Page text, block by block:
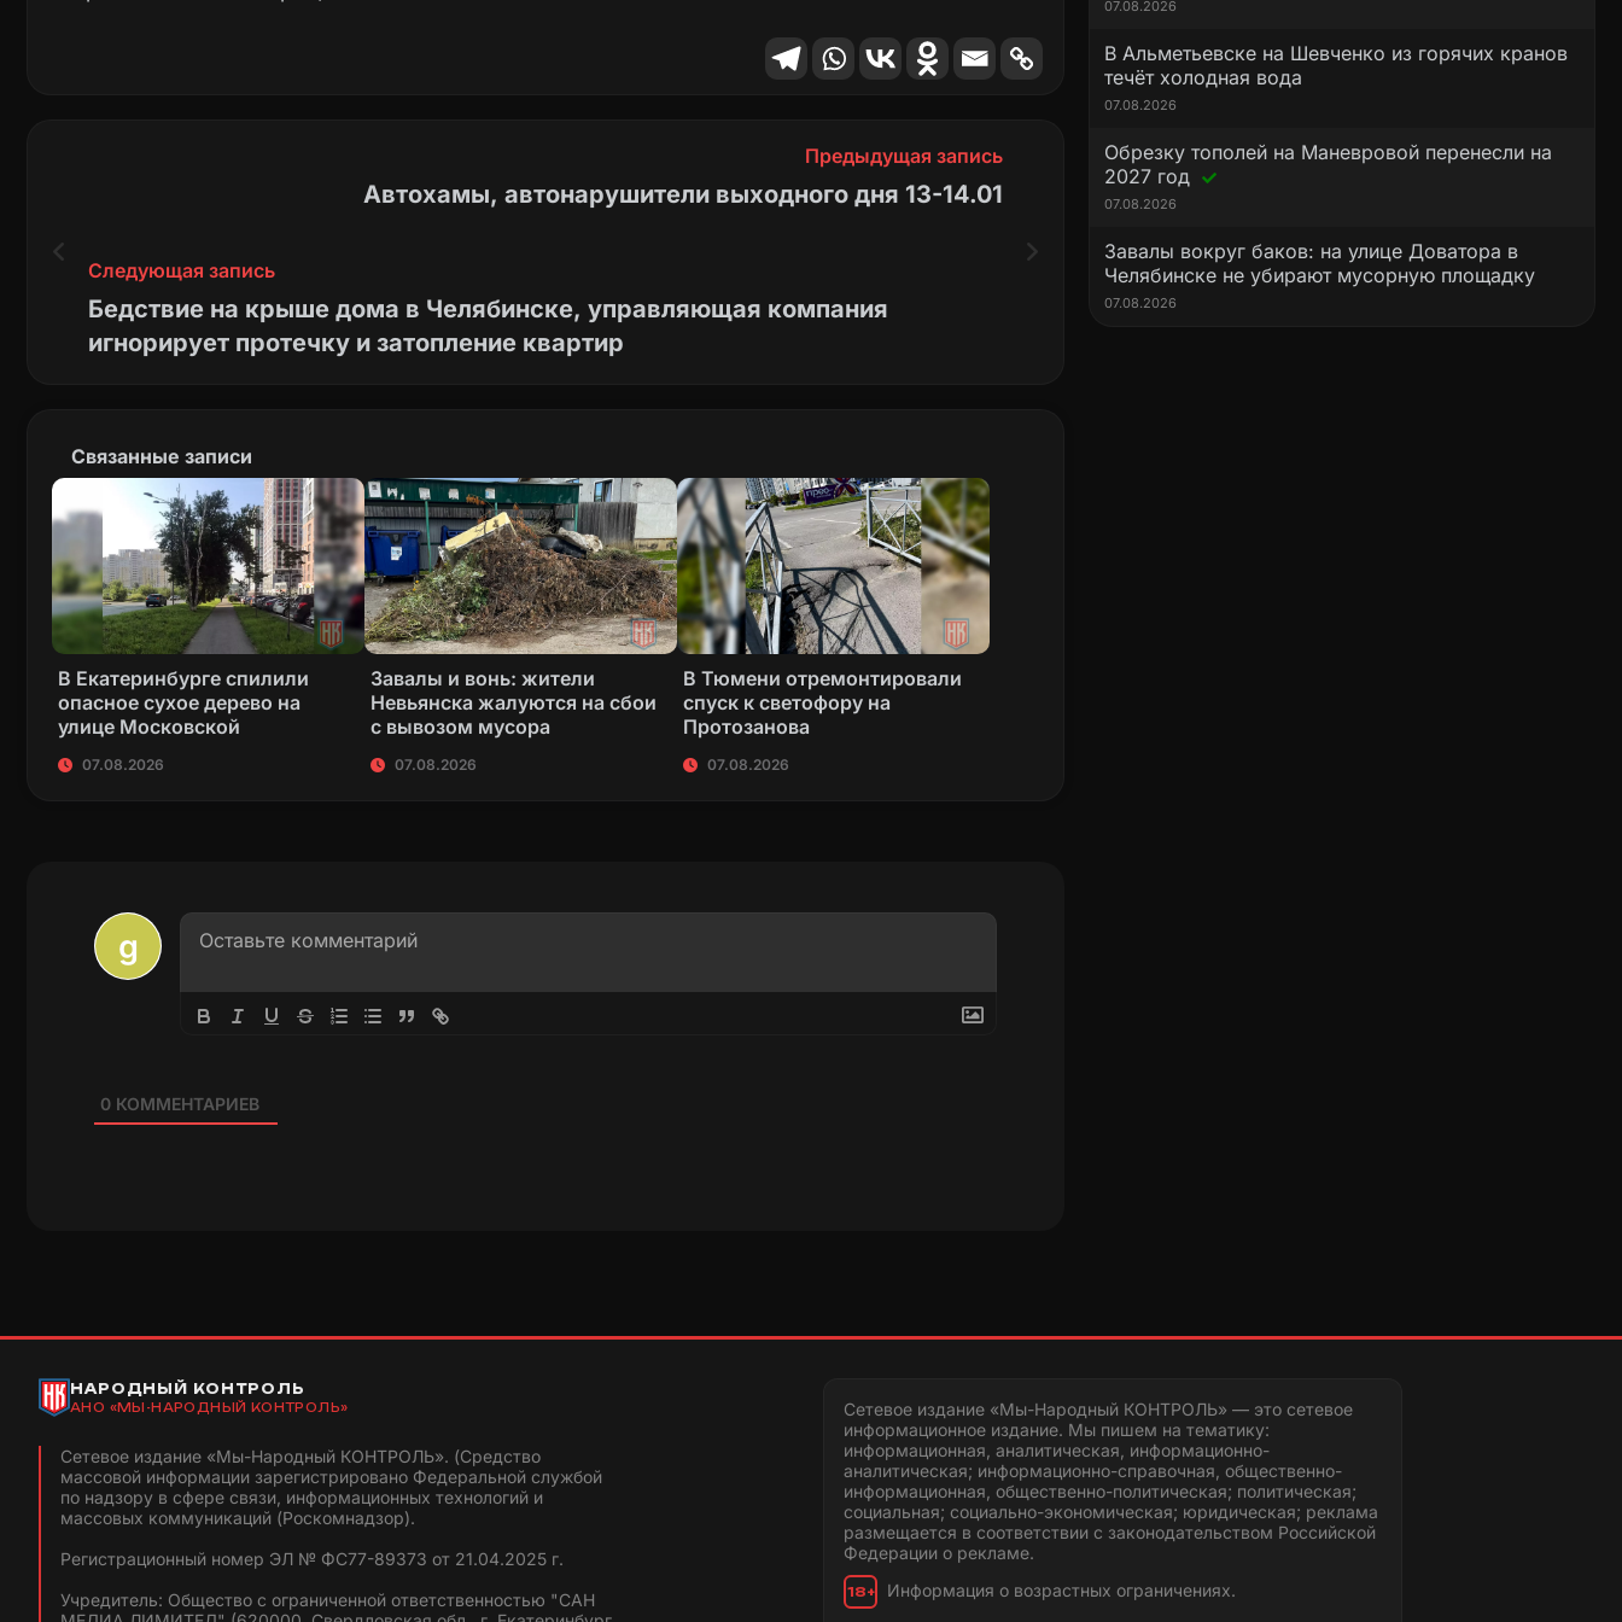
они свои деньги отрабатывают… А деньги между прочим наши(налогоплательщиков).
Фотку приложить не могу утром иду ещё темно, вечером уже темно… Большая просьба к
Предыдущая запись
Автохамы, автонарушители выходного дня 13-14.01
Следующая запись
Бедствие на крыше дома в Челябинске, управляющая компания
игнорирует протечку и затопление квартир
Связанные записи
В Екатеринбурге спилили
опасное сухое дерево на
улице Московской
07.08.2026
Завалы и вонь: жители
Невьянска жалуются на сбои
с вывозом мусора
07.08.2026
В Тюмени отремонтировали
спуск к светофору на
Протозанова
07.08.2026
0КОММЕНТАРИЕВ
07.08.2026
В Альметьевске на Шевченко из горячих кранов
течёт холодная вода
07.08.2026
Обрезку тополей на Маневровой перенесли на
2027 год
07.08.2026
Завалы вокруг баков: на улице Доватора в
Челябинске не убирают мусорную площадку
07.08.2026
НАРОДНЫЙ КОНТРОЛЬ
АНО «МЫ-НАРОДНЫЙ КОНТРОЛЬ»
Сетевое издание «Мы-Народный КОНТРОЛЬ». (Средство
массовой информации зарегистрировано Федеральной службой
по надзору в сфере связи, информационных технологий и
массовых коммуникаций (Роскомнадзор).
Регистрационный номер ЭЛ № ФС77-89373 от 21.04.2025 г.
Учредитель: Общество с ограниченной ответственностью "САН
Сетевое издание «Мы-Народный КОНТРОЛЬ» — это сетевое
информационное издание. Мы пишем на тематику:
информационная, аналитическая, информационно-
аналитическая; информационно-справочная, общественно-
информационная, общественно-политическая; политическая;
социальная; социально-экономическая; юридическая; реклама
размещается в соответствии с законодательством Российской
Федерации о рекламе.
18+ Информация о возрастных ограничениях.